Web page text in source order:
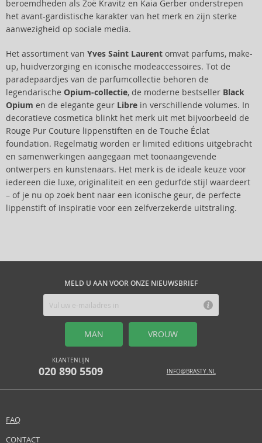
beroemdheden als Zoë Kravitz en Kaia Gerber onderstrepen
het avant-gardistische karakter van het merk en zijn sterke
aanwezigheid op sociale media.
Het assortiment van Yves Saint Laurent omvat parfums, make-
up, huidverzorging en iconische modeaccessoires. Tot de
paradepaardjes van de parfumcollectie behoren de
legendarische Opium-collectie, de moderne bestseller Black
Opium en de elegante geur Libre in verschillende volumes. In
decoratieve cosmetica blinkt het merk uit met bijvoorbeeld de
Rouge Pur Couture lippenstiften en de Touche Éclat
foundation. Regelmatig worden er limited editions uitgebracht
en samenwerkingen aangegaan met toonaangevende
ontwerpers en kunstenaars. Het merk is de ideale keuze voor
iedereen die luxe, originaliteit en een gedurfde stijl waardeert
– of je nu op zoek bent naar een iconische geur, de perfecte
lippenstift of inspiratie voor een zelfverzekerde uitstraling.
MELD U AAN VOOR ONZE NIEUWSBRIEF
MAN VROUW
KLANTENLIJN
020 890 5509 INFO@BRASTY.NL
FAQ
CONTACT